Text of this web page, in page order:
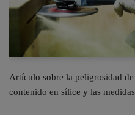
Artículo sobre la peligrosidad
contenido en sílice y las